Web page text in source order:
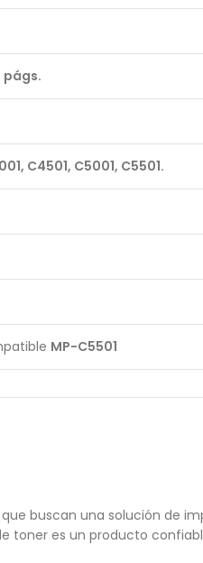
págs.
C4501, C5001, C5501.
MP-C5501
buscan una solución de
toner es un producto